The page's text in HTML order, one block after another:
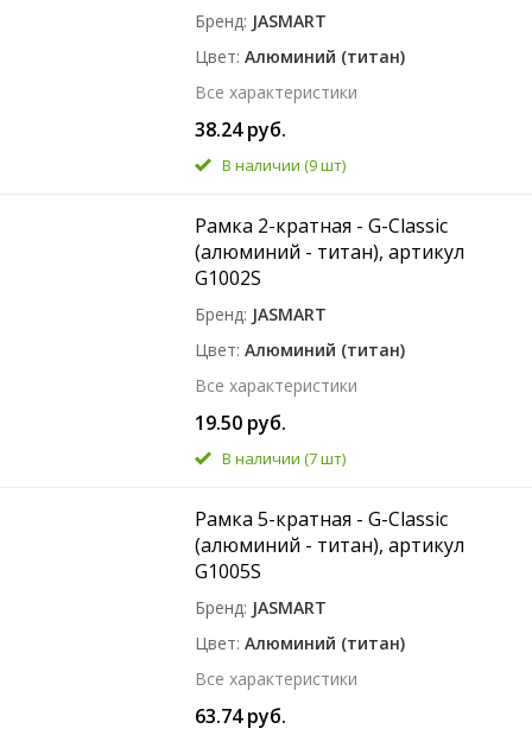
Бренд JASMART
Цвет Алюминий (титан)
Все характеристики
38.24 руб.
В наличии (9 шт)
Рамка 2-кратная - G-Classic
(алюминий - титан), артикул
G1002S
Бренд JASMART
Цвет Алюминий (титан)
Все характеристики
19.50 руб.
В наличии (7 шт)
Рамка 5-кратная - G-Classic
(алюминий - титан), артикул
G1005S
Бренд JASMART
Цвет Алюминий (титан)
Все характеристики
63.74 руб.